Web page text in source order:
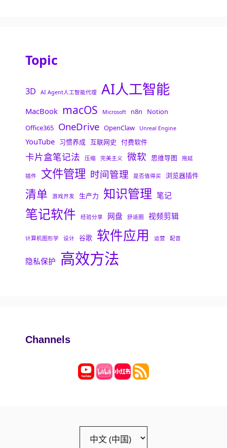
Topic
3D AI Agent人工智能代理 AI人工智能
MacBook macOS Microsoft n8n
Notion
Office365 OneDrive OpenClaw Unreal Engine
YouTube 习惯养成 互联网史 付费软件
卡片盒笔记法 压缩 完美主义 微软 思维导图 拖延
插件 文件管理 时间管理 是否值得买 浏览器插件
清单 游戏开发 生产力 知识管理 笔记
笔记软件 经验分享 网盘 舒适圈 视频剪辑
计算机图形学 设计 谷歌 软件应用 运营 配音
隐私保护 高效方法
Channels